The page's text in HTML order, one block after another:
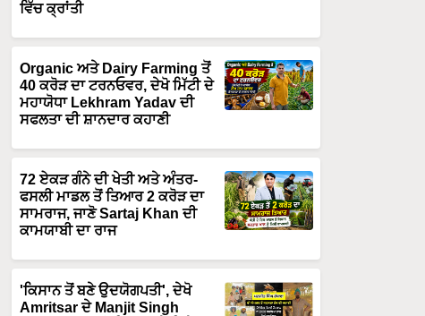
ਵਿੱਚ ਕ੍ਰਾਂਤੀ
Organic ਅਤੇ Dairy Farming ਤੋਂ
40 ਕਰੋੜ ਦਾ ਟਰਨਓਵਰ, ਦੇਖੋ ਮਿੱਟੀ ਦੇ
ਮਹਾਯੋਧਾ Lekhram Yadav ਦੀ
ਸਫਲਤਾ ਦੀ ਸ਼ਾਨਦਾਰ ਕਹਾਣੀ
72 ਏਕੜ ਗੰਨੇ ਦੀ ਖੇਤੀ ਅਤੇ ਅੰਤਰ-
ਫਸਲੀ ਮਾਡਲ ਤੋਂ ਤਿਆਰ 2 ਕਰੋੜ ਦਾ
ਸਾਮਰਾਜ, ਜਾਣੋ Sartaj Khan ਦੀ
ਕਾਮਯਾਬੀ ਦਾ ਰਾਜ
'ਕਿਸਾਨ ਤੋਂ ਬਣੇ ਉਦਯੋਗਪਤੀ', ਦੇਖੋ
Amritsar ਦੇ Manjit Singh